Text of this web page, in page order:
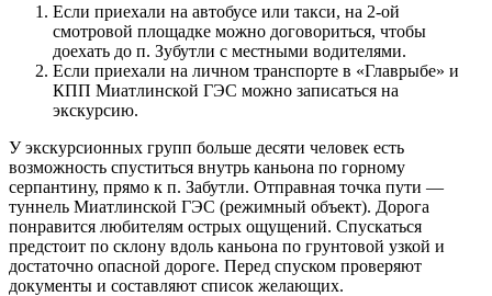
Если приехали на автобусе или такси, на 2-ой
смотровой площадке можно договориться, чтобы
доехать до п. Зубутли с местными водителями.
Если приехали на личном транспорте в «Главрыбе» и
КПП Миатлинской ГЭС можно записаться на
экскурсию.
У экскурсионных групп больше десяти человек есть
возможность спуститься внутрь каньона по горному
серпантину, прямо к п. Забутли. Отправная точка пути —
туннель Миатлинской ГЭС (режимный объект). Дорога
понравится любителям острых ощущений. Спускаться
предстоит по склону вдоль каньона по грунтовой узкой и
достаточно опасной дороге. Перед спуском проверяют
документы и составляют список желающих.